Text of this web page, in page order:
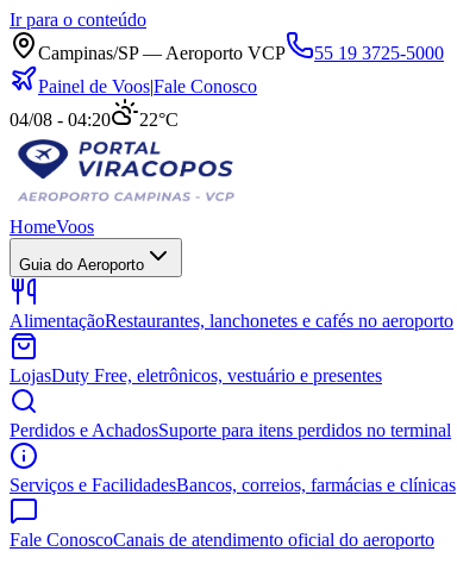
Ir para o conteúdo
Campinas/SP — Aeroporto VCP
55 19 3725-5000
Painel de Voos|Fale Conosco
04/08 - 04:20
22°C
HomeVoos
Guia do Aeroporto
AlimentaçãoRestaurantes, lanchonetes e cafés no aeroporto
LojasDuty Free, eletrônicos, vestuário e presentes
Perdidos e AchadosSuporte para itens perdidos no terminal
Serviços e FacilidadesBancos, correios, farmácias e clínicas
Fale ConoscoCanais de atendimento oficial do aeroporto